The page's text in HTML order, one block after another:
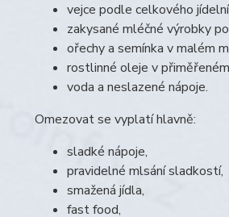
vejce podle celkového
zakysané mléčné výrobky
ořechy a semínka v malém
rostlinné oleje v
voda a neslazené nápoje.
Omezovat se vyplatí hlavně:
sladké nápoje,
pravidelné mlsání sladkostí,
smažená jídla,
fast food,